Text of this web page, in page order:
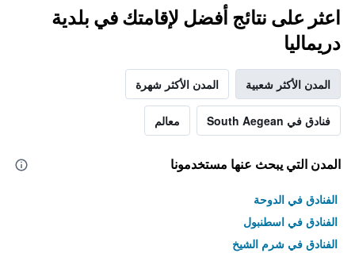
اعثر على نتائج أفضل لإقامتك في بلدية
دريماليا
المدن الأكثر شعبية المدن الأكثر شهرة
فنادق في South Aegean معالم
المدن التي يبحث عنها مستخدمونا
الفنادق في الدوحة
الفنادق في اسطنبول
الفنادق في شرم الشيخ